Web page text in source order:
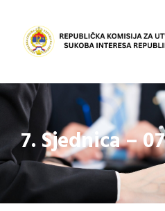
content
7. Sjednica –